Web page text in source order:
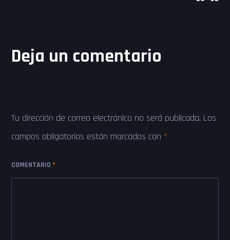
Deja un comentario
Tu dirección de correo electrónico no será publicada. Los
campos obligatorios están marcados con *
COMENTARIO *